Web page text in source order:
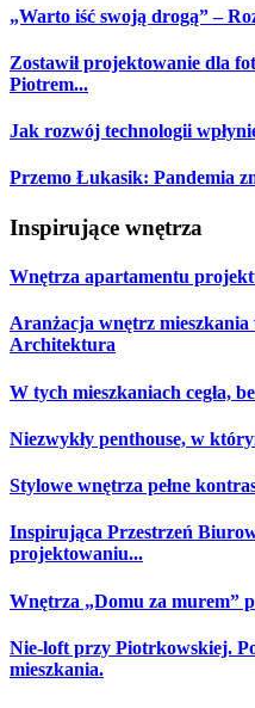
„Warto iść swoją drogą” –
Zostawił projektowanie dla
Piotrem...
Jak rozwój technologii
Przemo Łukasik: Pandemia
Inspirujące wnętrza
Wnętrza apartamentu
Aranżacja wnętrz
Architektura
W tych mieszkaniach cegła,
Niezwykły penthouse, w
Stylowe wnętrza pełne
Inspirująca Przestrzeń
projektowaniu...
Wnętrza „Domu za murem”
Nie-loft przy Piotrkowskiej.
mieszkania.